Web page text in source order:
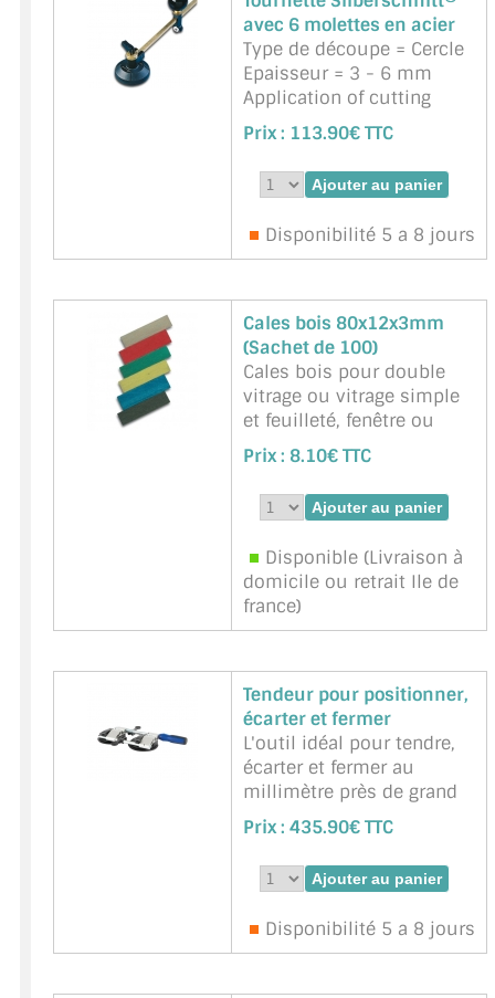
contrôlée et au millim&eg
...suite
Marque : BOHLE -
Référence : BO 650.20
avec 6 molettes en acier
Type de découpe = Cercle
Epaisseur = 3 - 6 mm
Application of cutting
fluid = sec
Poignée en métal
Molettes = acier
Molettes et barillet
facilement
Marque : BOHLE -
Référence :BOHLE-
BO514.0
Prix : 113.90€ TTC
Disponibilité 5 a 8 jours
Cales bois 80x12x3mm
(Sachet de 100)
Cales bois pour double
vitrage ou vitrage simple
et feuilleté, fenêtre ou
châssis de verrières en
métal. Longueur 80mm,
largeur 12mm, épaisseur
3mm. En bois dur
résistance à la pression.
Marque : BOHLE -
Référence :
Prix : 8.10€ TTC
Disponible (Livraison à
domicile ou retrait Ile de
france)
Tendeur pour positionner,
écarter et fermer
L'outil idéal pour tendre,
écarter et fermer au
millimètre près de grand
plateaux lisses. Convient
particulièrement au
collage bord à bord de
plans de travail ou de
Approprié aux matériaux à
Prix : 435.90€ TTC
Disponibilité 5 a 8 jours